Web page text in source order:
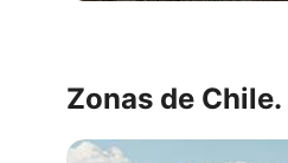
Zonas de Chile.
Norte